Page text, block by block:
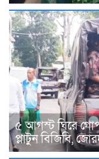
৫ আগস্ট ঘিরে
প্লাটুন বিজিবি,